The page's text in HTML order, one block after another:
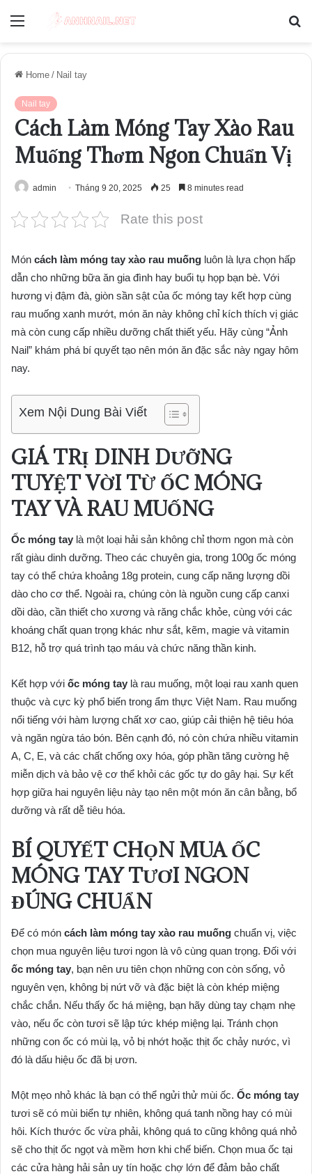
Menu
Home / Nail tay
Nail tay
Cách Làm Móng Tay Xào Rau
Muống Thơm Ngon Chuẩn Vị
admin Tháng 9 20, 2025 25 8 minutes read
Rate this post
Món cách làm móng tay xào rau muống luôn là lựa chọn hấp
dẫn cho những bữa ăn gia đình hay buổi tụ họp bạn bè. Với
hương vị đậm đà, giòn sần sật của ốc móng tay kết hợp cùng
rau muống xanh mướt, món ăn này không chỉ kích thích vị giác
mà còn cung cấp nhiều dưỡng chất thiết yếu. Hãy cùng “Ảnh
Nail” khám phá bí quyết tạo nên món ăn đặc sắc này ngay hôm
nay.
Xem Nội Dung Bài Viết
GIÁ TRỊ DINH DƯỠNG
TUYỆT VỜI TỪ ỐC MÓNG
TAY VÀ RAU MUỐNG
Ốc móng tay là một loại hải sản không chỉ thơm ngon mà còn
rất giàu dinh dưỡng. Theo các chuyên gia, trong 100g ốc móng
tay có thể chứa khoảng 18g protein, cung cấp năng lượng dồi
dào cho cơ thể. Ngoài ra, chúng còn là nguồn cung cấp canxi
dồi dào, cần thiết cho xương và răng chắc khỏe, cùng với các
khoáng chất quan trọng khác như sắt, kẽm, magie và vitamin
B12, hỗ trợ quá trình tạo máu và chức năng thần kinh.
Kết hợp với ốc móng tay là rau muống, một loại rau xanh quen
thuộc và cực kỳ phổ biến trong ẩm thực Việt Nam. Rau muống
nổi tiếng với hàm lượng chất xơ cao, giúp cải thiện hệ tiêu hóa
và ngăn ngừa táo bón. Bên cạnh đó, nó còn chứa nhiều vitamin
A, C, E, và các chất chống oxy hóa, góp phần tăng cường hệ
miễn dịch và bảo vệ cơ thể khỏi các gốc tự do gây hại. Sự kết
hợp giữa hai nguyên liệu này tạo nên một món ăn cân bằng, bổ
dưỡng và rất dễ tiêu hóa.
BÍ QUYẾT CHỌN MUA ỐC
MÓNG TAY TƯƠI NGON
ĐÚNG CHUẨN
Để có món cách làm móng tay xào rau muống chuẩn vị, việc
chọn mua nguyên liệu tươi ngon là vô cùng quan trọng. Đối với
ốc móng tay, bạn nên ưu tiên chọn những con còn sống, vỏ
nguyên vẹn, không bị nứt vỡ và đặc biệt là còn khép miệng
chắc chắn. Nếu thấy ốc há miệng, bạn hãy dùng tay chạm nhẹ
vào, nếu ốc còn tươi sẽ lập tức khép miệng lại. Tránh chọn
những con ốc có mùi lạ, vỏ bị nhớt hoặc thịt ốc chảy nước, vì
đó là dấu hiệu ốc đã bị ươn.
Một mẹo nhỏ khác là bạn có thể ngửi thử mùi ốc. Ốc móng tay
tươi sẽ có mùi biển tự nhiên, không quá tanh nồng hay có mùi
hôi. Kích thước ốc vừa phải, không quá to cũng không quá nhỏ
sẽ cho thịt ốc ngọt và mềm hơn khi chế biến. Chọn mua ốc tại
các cửa hàng hải sản uy tín hoặc chợ lớn để đảm bảo chất